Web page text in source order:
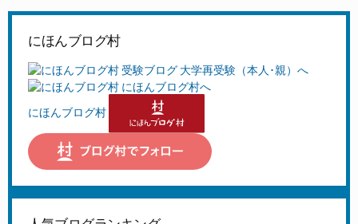
にほんブログ村
にほんブログ村